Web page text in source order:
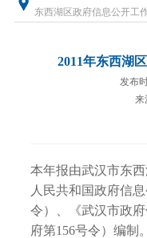
东西湖区政府信息公开工
2011年东西湖
发布
来
本年报由武汉市东
人民共和国政府信
令）、《武汉市政
府第156号令）编制